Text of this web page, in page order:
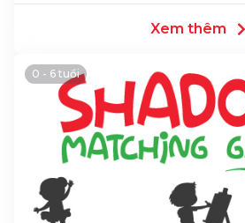
Xem thêm
0 - 6 tuổi